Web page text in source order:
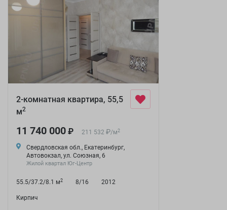
2-комнатная квартира, 55,5
м2
11 740 000 ₽ 211 532 ₽/м2
Свердловская обл., Екатеринбург,
Автовокзал, ул. Союзная, 6
Жилой квартал Юг-Центр
55.5/37.2/8.1 м2 8/16 2012
Кирпич